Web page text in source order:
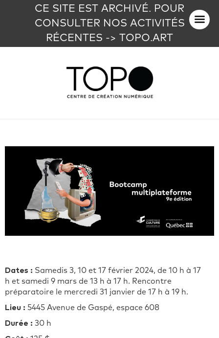
CE SITE EST ARCHIVÉ. POUR
CONSULTER NOS ACTIVITÉS
RÉCENTES -> TOPO.ART
Dates : Samedis 3, 10 et 17 février 2024, de 10 h à 17
h et samedi 9 mars de 13 h à 17 h. Rencontre
préparatoire le mercredi 31 janvier de 17 h à 19 h.
Lieu : 5445 Avenue de Gaspé, espace 608
Durée : 30 h